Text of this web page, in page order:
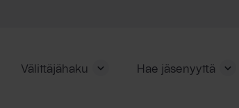
Välittäjähaku Hae jäsenyyttä